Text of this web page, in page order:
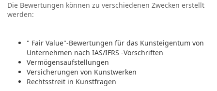
Die Bewertungen können zu verschiedenen Zwecken erstellt
werden:
" Fair Value"-Bewertungen für das Kunsteigentum von
Unternehmen nach IAS/IFRS -Vorschriften
Vermögensaufstellungen
Versicherungen von Kunstwerken
Rechtsstreit in Kunstfragen